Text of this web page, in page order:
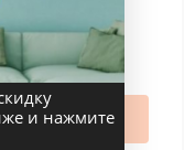
В корзину
и нажмите